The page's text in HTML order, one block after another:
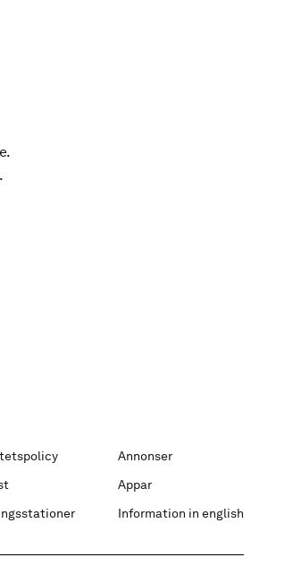
Annonser
Appar
Information in english